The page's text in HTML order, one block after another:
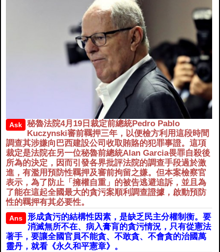
Ask
秘魯法院4月19日裁定前總統Pedro Pablo
Kuczynski審前羈押三年，以便檢方利用這段時間
調查其涉嫌向巴西建設公司收取賄賂的犯罪事證。這項
裁定是法院在另一位秘魯前總統Alan Garcia畏罪自殺後
所為的決定，因而引發各界批評法院的調查手段過於激
進，有濫用預防性羈押及審前拘留之嫌。但本案檢察官
表示，為了防止「擁權自重」的被告逃避追訴，並且為
了能在這起全國最大的貪污案順利調查證據，啟動預防
性的羈押有其必要性。
Ans
形成貪污的結構性因素，是缺乏民主分權制衡。要
消滅無所不在、病入膏肓的貪污情況，只有從憲法
著手，要讓全國官員不能貪、不敢貪、不會貪的治國萬
靈丹，就看《永久和平憲章》。